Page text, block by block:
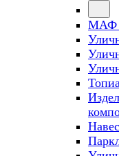
МАФ